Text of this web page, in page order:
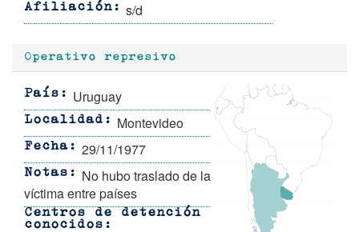
Afiliación s/d
Operativo represivo
País Uruguay
Localidad Montevideo
Fecha 29/11/1977
Notas
No hubo traslado de la
víctima entre países
Centros de detención
conocidos